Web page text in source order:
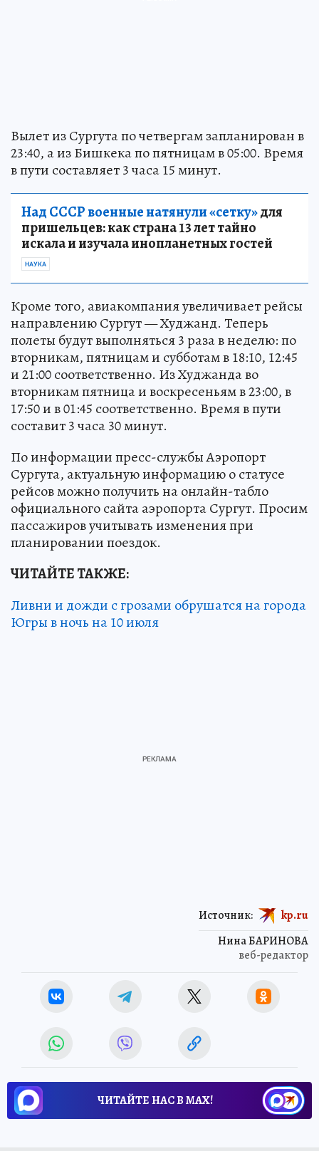
Вылет из Сургута по четвергам запланирован в
23:40, а из Бишкека по пятницам в 05:00. Время
в пути составляет 3 часа 15 минут.
Над СССР военные натянули «сетку»для
пришельцев: как страна 13 лет тайно
искала и изучала инопланетных гостей
НАУКА
Кроме того, авиакомпания увеличивает рейсы
направлению Сургут — Худжанд. Теперь
полеты будут выполняться 3 раза в неделю: по
вторникам, пятницам и субботам в 18:10, 12:45
и 21:00 соответственно. Из Худжанда во
вторникам пятница и воскресеньям в 23:00, в
17:50 и в 01:45 соответственно. Время в пути
составит 3 часа 30 минут.
По информации пресс-службы Аэропорт
Сургута, актуальную информацию о статусе
рейсов можно получить на онлайн-табло
официального сайта аэропорта Сургут. Просим
пассажиров учитывать изменения при
планировании поездок.
ЧИТАЙТЕ ТАКЖЕ:
Ливни и дожди с грозами обрушатся на города
Югры в ночь на 10 июля
Нина БАРИНОВА
веб-редактор
Источник: kp.ru
ЧИТАЙТЕ НАС В МАХ!